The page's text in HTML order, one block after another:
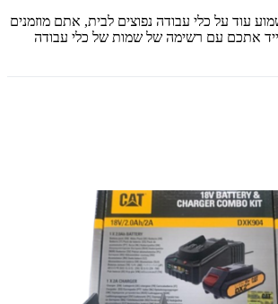
עוד על כלי עבודה נפוצים לבית, אתם מוזמנים
אתכם עם רשימה של שמות של כלי עבודה